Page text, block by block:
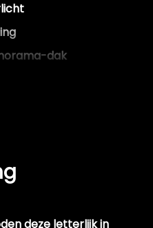
dak
deze letterlijk in